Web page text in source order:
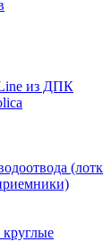
Line из ДПК